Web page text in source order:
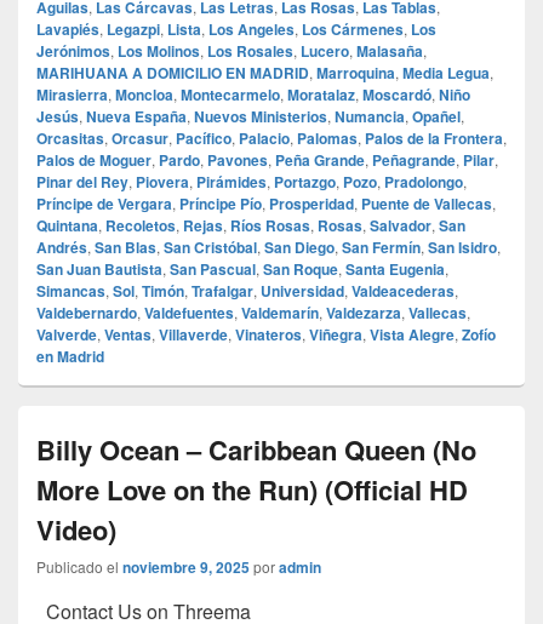
Aguilas, Las Cárcavas, Las Letras, Las Rosas, Las Tablas,
Lavapiés, Legazpi, Lista, Los Angeles, Los Cármenes, Los
Jerónimos, Los Molinos, Los Rosales, Lucero, Malasaña,
MARIHUANA A DOMICILIO EN MADRID, Marroquina, Media Legua,
Mirasierra, Moncloa, Montecarmelo, Moratalaz, Moscardó, Niño
Jesús, Nueva España, Nuevos Ministerios, Numancia, Opañel,
Orcasitas, Orcasur, Pacífico, Palacio, Palomas, Palos de la Frontera,
Palos de Moguer, Pardo, Pavones, Peña Grande, Peñagrande, Pilar,
Pinar del Rey, Piovera, Pirámides, Portazgo, Pozo, Pradolongo,
Príncipe de Vergara, Príncipe Pío, Prosperidad, Puente de Vallecas,
Quintana, Recoletos, Rejas, Ríos Rosas, Rosas, Salvador, San
Andrés, San Blas, San Cristóbal, San Diego, San Fermín, San Isidro,
San Juan Bautista, San Pascual, San Roque, Santa Eugenia,
Simancas, Sol, Timón, Trafalgar, Universidad, Valdeacederas,
Valdebernardo, Valdefuentes, Valdemarín, Valdezarza, Vallecas,
Valverde, Ventas, Villaverde, Vinateros, Viñegra, Vista Alegre, Zofío
en Madrid
Billy Ocean – Caribbean Queen (No
More Love on the Run) (Official HD
Video)
Publicado el noviembre 9, 2025poradmin
Contact Us on Threema